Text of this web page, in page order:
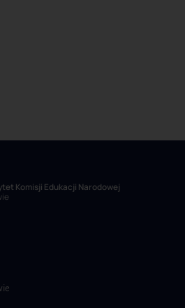
Komisji Edukacji Narodowej